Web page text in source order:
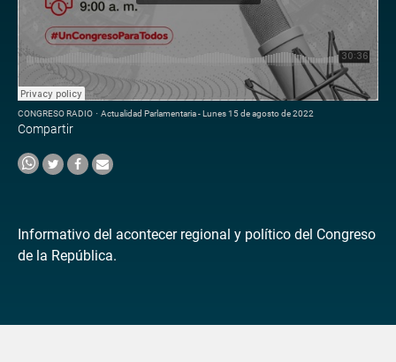
CONGRESO RADIO · Actualidad Parlamentaria - Lunes 15 de agosto de 2022
Compartir
Informativo del acontecer regional y político del Congreso
de la República.